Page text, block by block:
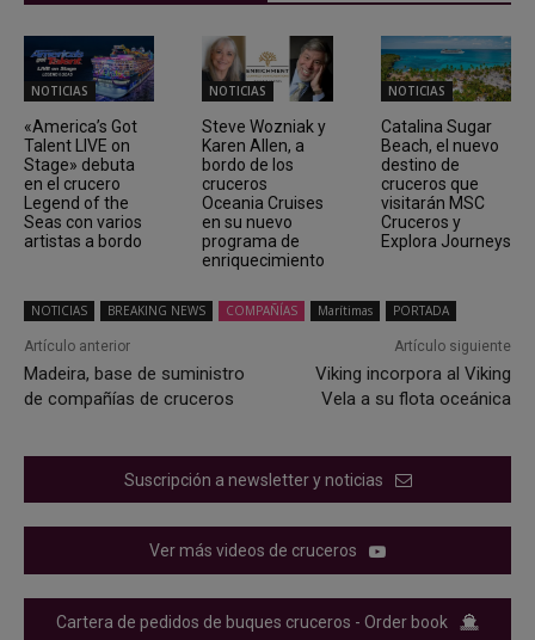
NOTICIAS
«America’s Got
Talent LIVE on
Stage» debuta
en el crucero
Legend of the
Seas con varios
artistas a bordo
NOTICIAS
Steve Wozniak y
Karen Allen, a
bordo de los
cruceros
Oceania Cruises
en su nuevo
programa de
enriquecimiento
NOTICIAS
Catalina Sugar
Beach, el nuevo
destino de
cruceros que
visitarán MSC
Cruceros y
Explora Journeys
NOTICIAS BREAKING NEWS COMPAÑÍAS Marítimas PORTADA
Artículo anterior
Madeira, base de suministro
de compañías de cruceros
Artículo siguiente
Viking incorpora al Viking
Vela a su flota oceánica
Suscripción a newsletter y noticias
Ver más videos de cruceros
Cartera de pedidos de buques cruceros - Order book